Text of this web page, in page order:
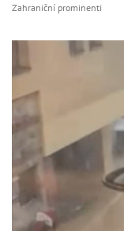
Zahraniční prominenti